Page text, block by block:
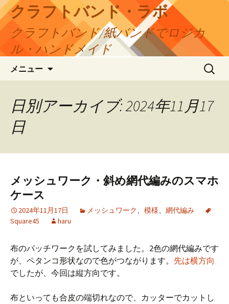
コ
ン
テ
ツ
ス
クラフトバンド・ラボ
クラフトバンド/紙バンドでロジカ
ル・ハンドメイド
メニュー
検
索:
日別アーカイブ: 2024年11月17
日
メッシュワーク・斜め網代編みのスマホ
ケース
2024年11月17日 メッシュワーク、 模様、 網代編み
Square45
haru
布のパッチワークを試してみました。2色の網代編みです
が、ペタンコ形状なので色がつながります。 先は横方向
でしたが、今回は縦方向です。
布といっても合皮の端切れなので、カッターでカットし